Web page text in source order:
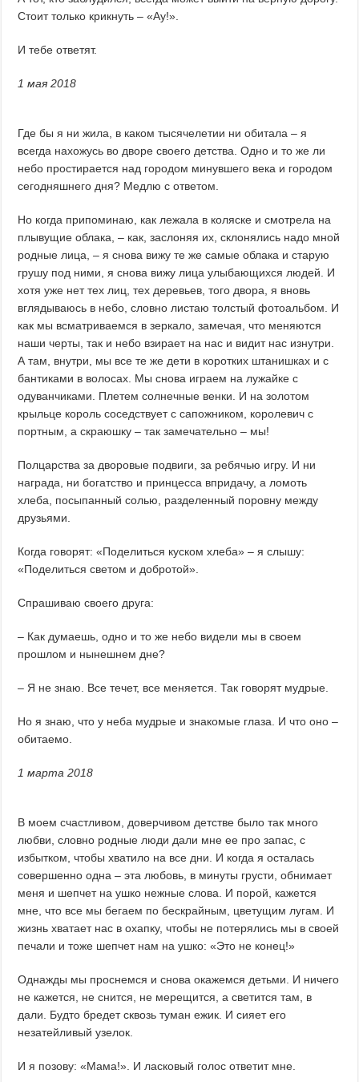
Стоит только крикнуть – «Ау!».
И тебе ответят.
1 мая 2018
Где бы я ни жила, в каком тысячелетии ни обитала – я
всегда нахожусь во дворе своего детства. Одно и то же ли
небо простирается над городом минувшего века и городом
сегодняшнего дня? Медлю с ответом.
Но когда припоминаю, как лежала в коляске и смотрела на
плывущие облака, – как, заслоняя их, склонялись надо мной
родные лица, – я снова вижу те же самые облака и старую
грушу под ними, я снова вижу лица улыбающихся людей. И
хотя уже нет тех лиц, тех деревьев, того двора, я вновь
вглядываюсь в небо, словно листаю толстый фотоальбом. И
как мы всматриваемся в зеркало, замечая, что меняются
наши черты, так и небо взирает на нас и видит нас изнутри.
А там, внутри, мы все те же дети в коротких штанишках и с
бантиками в волосах. Мы снова играем на лужайке с
одуванчиками. Плетем солнечные венки. И на золотом
крыльце король соседствует с сапожником, королевич с
портным, а скраюшку – так замечательно – мы!
Полцарства за дворовые подвиги, за ребячью игру. И ни
награда, ни богатство и принцесса впридачу, а ломоть
хлеба, посыпанный солью, разделенный поровну между
друзьями.
Когда говорят: «Поделиться куском хлеба» – я слышу:
«Поделиться светом и добротой».
Спрашиваю своего друга:
– Как думаешь, одно и то же небо видели мы в своем
прошлом и нынешнем дне?
– Я не знаю. Все течет, все меняется. Так говорят мудрые.
Но я знаю, что у неба мудрые и знакомые глаза. И что оно –
обитаемо.
1 марта 2018
В моем счастливом, доверчивом детстве было так много
любви, словно родные люди дали мне ее про запас, с
избытком, чтобы хватило на все дни. И когда я осталась
совершенно одна – эта любовь, в минуты грусти, обнимает
меня и шепчет на ушко нежные слова. И порой, кажется
мне, что все мы бегаем по бескрайным, цветущим лугам. И
жизнь хватает нас в охапку, чтобы не потерялись мы в своей
печали и тоже шепчет нам на ушко: «Это не конец!»
Однажды мы проснемся и снова окажемся детьми. И ничего
не кажется, не снится, не мерещится, а светится там, в
дали. Будто бредет сквозь туман ежик. И сияет его
незатейливый узелок.
И я позову: «Мама!». И ласковый голос ответит мне.